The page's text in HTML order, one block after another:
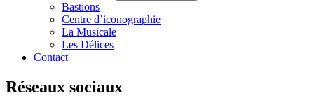
Bastions
Centre d’iconographie
La Musicale
Les Délices
Contact
Réseaux sociaux